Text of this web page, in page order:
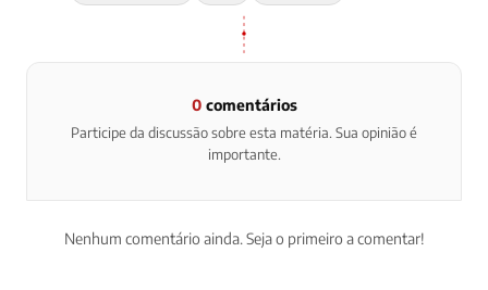
0comentários
Participe da discussão sobre esta matéria. Sua opinião é
importante.
Nenhum comentário ainda. Seja o primeiro a comentar!